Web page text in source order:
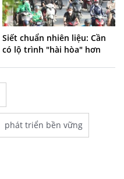
Siết chuẩn nhiên liệu: Cần
có lộ trình "hài hòa" hơn
phát triển bền vững